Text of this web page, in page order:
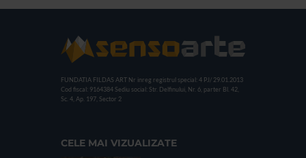
FUNDATIA FILDAS ART Nr inreg registrul special: 4 PJ/ 29.01.2013
Cod fiscal: 9164384 Sediu social: Str. Delfinului, Nr. 6, parter Bl. 42,
Sc. 4, Ap. 197, Sector 2
CELE MAI VIZUALIZATE